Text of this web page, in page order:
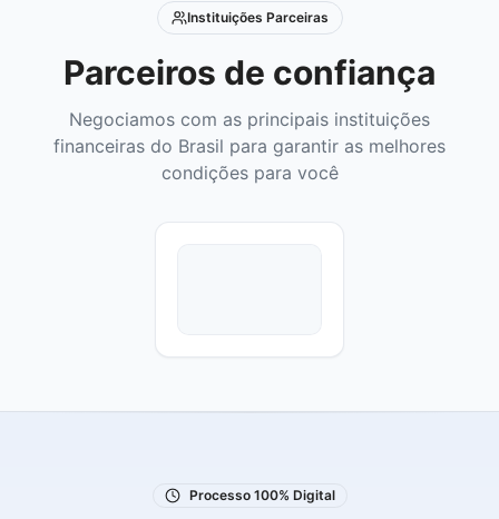
Instituições Parceiras
Parceiros de confiança
Negociamos com as principais instituições
financeiras do Brasil para garantir as melhores
condições para você
Processo 100% Digital